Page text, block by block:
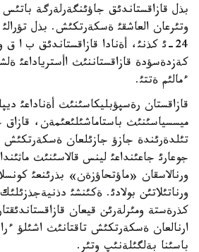
بذل قازاقستاندئق جاؤئنگةرلةرگة باتئس
وتئرعان العاشقئ ةسكةرتكئش. بذل
24-ئ كذنئ، أةنادا قازاقستاندئق ب ا
كةزدةسؤدة قازاقستاننئث اأسترياداعئ
ءمالئم ةتتئ.
قازاقستان رةسپؤبليكاسئنئث أةناداعئ
ميسسياسئنئث باستاماشئلئعئمةن،
تئلدةرئندة جازؤ جازئلعان ةسكةرتكئش
جوعارئ جاعئنداعئ لينس قالاسئنئث
ورنالاسقان «ماؤتحاؤزةن» بذرئنعئ
ورناتئلاتئن بولادئ. ةكئنشئ
كذرةستة ومئرلةرئن قيعان
ارنالعان ةسكةرتكئش تاقتانئث اشئلؤ
باسئنا بةلگئلةنئپ وتئر.